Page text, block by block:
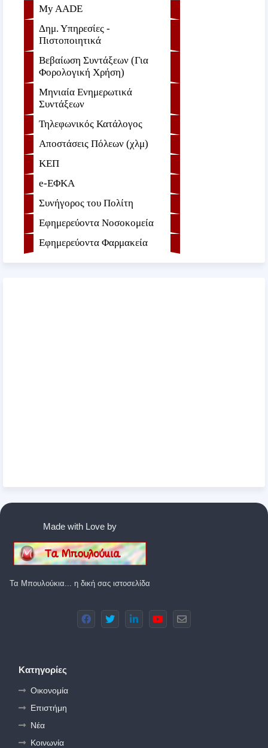
My AADE
Δημ. Υπηρεσίες -
Πιστοποιητικά
Βεβαίωση Συντάξεων (Για
Φορολογική Χρήση)
Μηνιαία Ενημερωτικά
Συντάξεων
Τηλεφωνικός Κατάλογος
Αποστάσεις Πόλεων (χλμ)
ΚΕΠ
e-ΕΦKA
Συνήγορος του Πολίτη
Εφημερεύοντα Νοσοκομεία
Εφημερεύοντα Φαρμακεία
Made with Love by
Τα Μπουλούκια... η δική σας ιστοσελίδα
Κατηγορίες
Οικονομία
Επιστήμη
Νέα
Κοινωνία